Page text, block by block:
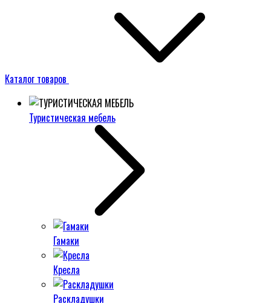
Каталог товаров
Туристическая мебель
Гамаки
Кресла
Раскладушки